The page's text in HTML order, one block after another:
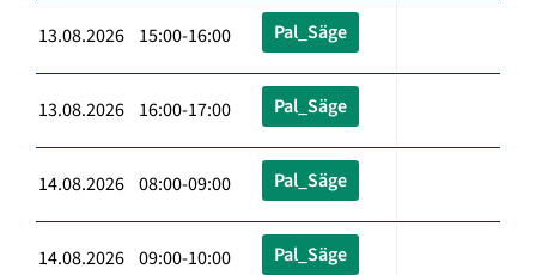
13.08.2026 15:00-16:00 Pal_Säge
13.08.2026 16:00-17:00 Pal_Säge
14.08.2026 08:00-09:00 Pal_Säge
14.08.2026 09:00-10:00 Pal_Säge